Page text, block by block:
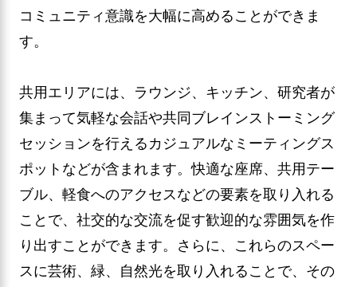
コミュニティ意識を大幅に高めることができま
す。
共用エリアには、ラウンジ、キッチン、研究者が
集まって気軽な会話や共同ブレインストーミング
セッションを行えるカジュアルなミーティングス
ポットなどが含まれます。快適な座席、共用テー
ブル、軽食へのアクセスなどの要素を取り入れる
ことで、社交的な交流を促す歓迎的な雰囲気を作
り出すことができます。さらに、これらのスペー
スに芸術、緑、自然光を取り入れることで、その